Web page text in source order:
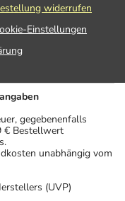
widerrufen
Einstellungen
gegebenenfalls
€ Bestellwert
unabhängig vom
(UVP)